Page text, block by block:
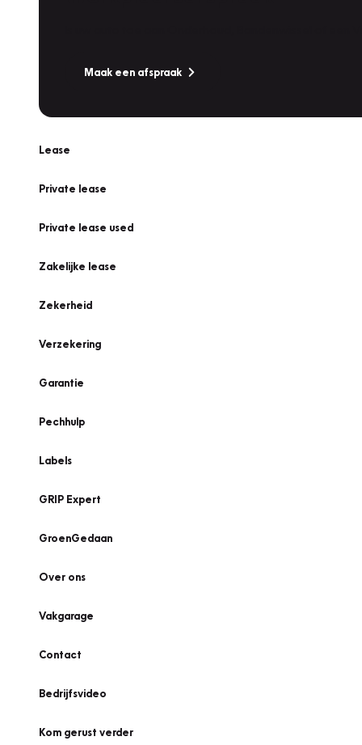
Maak een afspraak
Lease
Private lease
Private lease used
Zakelijke lease
Zekerheid
Verzekering
Garantie
Pechhulp
Labels
GRIP Expert
GroenGedaan
Over ons
Vakgarage
Contact
Bedrijfsvideo
Kom gerust verder